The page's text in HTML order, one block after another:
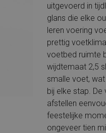
uitgevoerd in
glans die elke
leren voering
prettig
voetbed ruimte
wijdtemaat 2,5
smalle voet,
bij elke stap.
afstellen
feestelijke
ongeveer tien